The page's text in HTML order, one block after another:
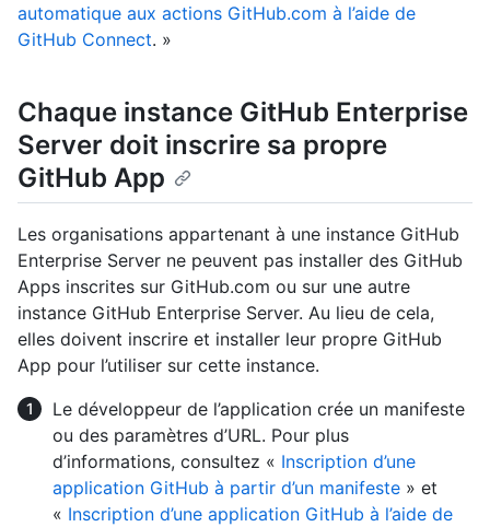
automatique aux actions GitHub.com à l’aide de
GitHub Connect. »
Chaque instance GitHub Enterprise
Server doit inscrire sa propre
GitHub App
Les organisations appartenant à une instance GitHub
Enterprise Server ne peuvent pas installer des GitHub
Apps inscrites sur GitHub.com ou sur une autre
instance GitHub Enterprise Server. Au lieu de cela,
elles doivent inscrire et installer leur propre GitHub
App pour l’utiliser sur cette instance.
Le développeur de l’application crée un manifeste
ou des paramètres d’URL. Pour plus
d’informations, consultez « Inscription d’une
application GitHub à partir d’un manifeste » et
« Inscription d’une application GitHub à l’aide de